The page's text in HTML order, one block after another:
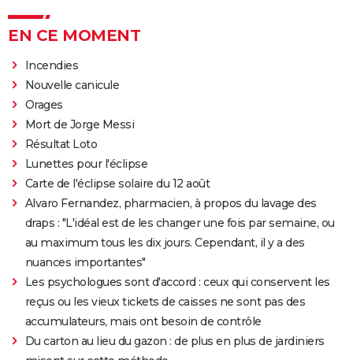
EN CE MOMENT
Incendies
Nouvelle canicule
Orages
Mort de Jorge Messi
Résultat Loto
Lunettes pour l'éclipse
Carte de l'éclipse solaire du 12 août
Alvaro Fernandez, pharmacien, à propos du lavage des
draps : "L'idéal est de les changer une fois par semaine, ou
au maximum tous les dix jours. Cependant, il y a des
nuances importantes"
Les psychologues sont d'accord : ceux qui conservent les
reçus ou les vieux tickets de caisses ne sont pas des
accumulateurs, mais ont besoin de contrôle
Du carton au lieu du gazon : de plus en plus de jardiniers